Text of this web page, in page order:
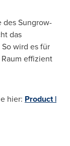
Sungrow-
das
wird es für
effizient
hier: Product |